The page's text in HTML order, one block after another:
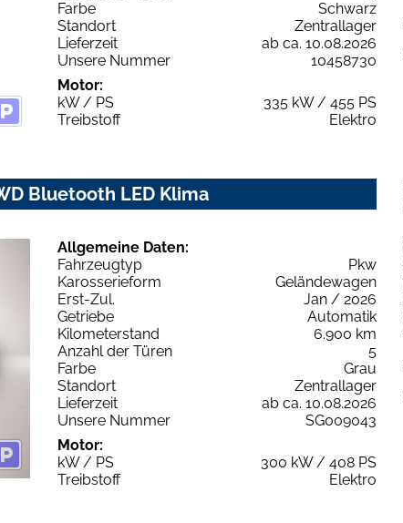
Farbe
Schwarz
Standort
Zentrallager
Lieferzeit
ab ca. 10.08.2026
Unsere Nummer
10458730
Motor:
kW / PS
335 kW / 455 PS
Treibstoff
Elektro
Bluetooth LED Klima
Allgemeine Daten:
Fahrzeugtyp
Pkw
Karosserieform
Geländewagen
Erst-Zul.
Jan / 2026
Getriebe
Automatik
Kilometerstand
6.900 km
Anzahl der Türen
5
Farbe
Grau
Standort
Zentrallager
Lieferzeit
ab ca. 10.08.2026
Unsere Nummer
SG009043
Motor:
kW / PS
300 kW / 408 PS
Treibstoff
Elektro